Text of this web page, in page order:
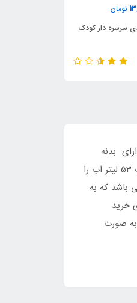
تومان
کودک طرح اژدها
بدنه
نارنجی رنگ می باشد وبدنه ان دارای دو قسمت می باشد قسمت اصلی که محفظه نگهدارنده اب می باشد با پر شدن تا ارتفاع 14 سانتی متر می تواند ظرفیت اب 53 لیتر اب را
باشد که به
خرید
به صورت